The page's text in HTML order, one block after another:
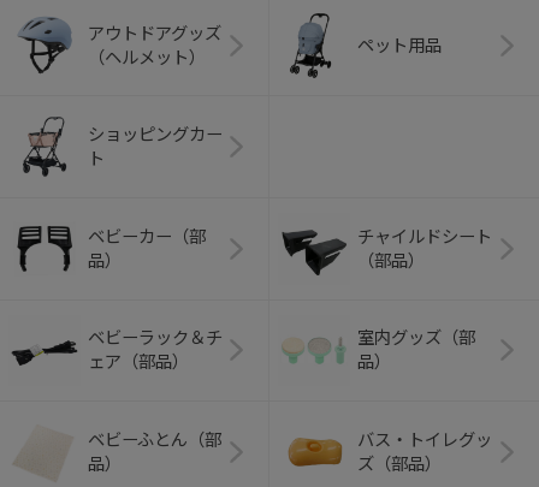
アウトドアグッズ
（ヘルメット）
ペット用品
ショッピングカー
ト
ベビーカー（部
品）
チャイルドシート
（部品）
ベビーラック＆チ
ェア（部品）
室内グッズ（部
品）
ベビーふとん（部
品）
バス・トイレグッ
ズ（部品）